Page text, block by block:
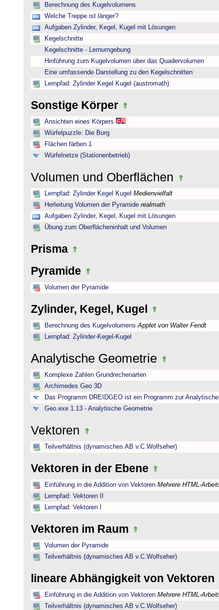
Berechnung des Kugelvolumens
Welche Treppe ist länger?
Aufgaben Zylinder, Kegel, Kugel mit Lösungen
Kegelschnitte
Kegelschnitte - Lernumgebung
Hinführung zum Kugelvolumen über das Quadervolumen
Eine umfassende Darstellung zu den Kegelschnitten
Lernpfad: Zylinder Kegel Kugel (austromath)
Sonstige Körper
Ansichten eines Körpers
Würfelpuzzle: Die Burg
Flächen färben 1
Würfelnetze (Stationenbetrieb)
Volumen und Oberflächen
Lernpfad: Zylinder Kegel Kugel Medienvielfalt
Herleitung Volumen der Pyramide realmath
Aufgaben Zylinder, Kegel, Kugel mit Lösungen
Übung zum Oberflächeninhalt und Volumen
Prisma
Pyramide
Volumen der Pyramide
Zylinder, Kegel, Kugel
Berechnung des Kugelvolumens Applet von Walter Fendt
Lernpfad: Zylinder-Kegel-Kugel
Analytische Geometrie
Komplexe Zahlen Grundrechenarten
Archimedes Geo 3D
Das Programm DREIDGEO ist ein Programm zur
Geo.exe 1.13 - Analytische Geometrie
Vektoren
Teilverhältnis (dynamisches AB v.C.Wolfseher)
Vektoren in der Ebene
Einführung in die Addition von Vektoren Mehrere HTML-
Lernpfad: Vektoren II
Lernpfad: Vektoren I
Vektoren im Raum
Volumen der Pyramide
Teilverhältnis (dynamisches AB v.C.Wolfseher)
lineare Abhängigkeit von Vektoren
Einführung in die Addition von Vektoren Mehrere HTML-
Teilverhältnis (dynamisches AB v.C.Wolfseher)